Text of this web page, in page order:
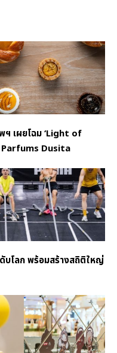
ฯ เผยโฉม ‘Light of
Dusita
ดับโลก พร้อมสร้างสถิติใหญ่